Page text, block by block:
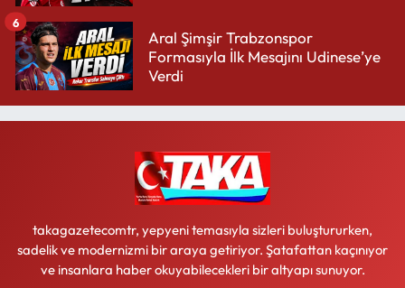
Aral Şimşir Trabzonspor
Formasıyla İlk Mesajını Udinese’ye
Verdi
6
takagazetecomtr, yepyeni temasıyla sizleri buluştururken,
sadelik ve modernizmi bir araya getiriyor. Şatafattan kaçınıyor
ve insanlara haber okuyabilecekleri bir altyapı sunuyor.